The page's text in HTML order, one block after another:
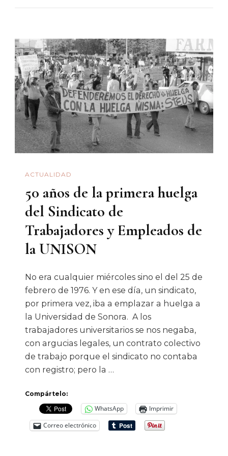
Al
Imperio:
Deporte,
Política
Y
Destino
Manifiesto
En
Mundial
ACTUALIDAD
50 años de la primera huelga
del Sindicato de
Trabajadores y Empleados de
la UNISON
No era cualquier miércoles sino el del 25 de
febrero de 1976. Y en ese día, un sindicato,
por primera vez, iba a emplazar a huelga a
la Universidad de Sonora. A los
trabajadores universitarios se nos negaba,
con argucias legales, un contrato colectivo
de trabajo porque el sindicato no contaba
con registro; pero la …
Compártelo:
WhatsApp
Imprimir
Correo electrónico